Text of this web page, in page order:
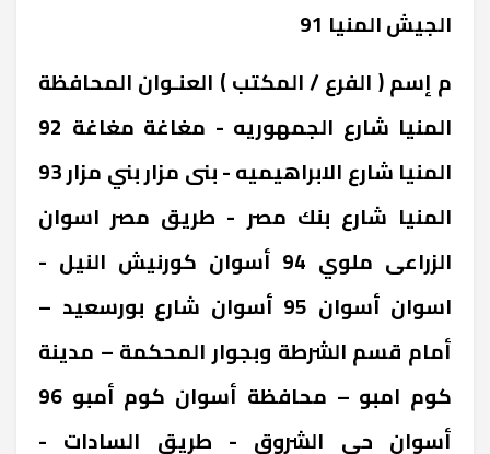
الجيش ‎المنيا 91
‎م إسم ( الفرع / المكتب ) العنـوان المحافظة
‎المنيا ‎شارع الجمهوريه - مغاغة ‎مغاغة 92
‎المنيا ‎شارع الابراهيميه - بنى مزار ‎بني مزار 93
‎المنيا ‎شارع بنك مصر - طريق مصر اسوان
الزراعى ‎ملوي 94 ‎أسوان ‎كورنيش النيل -
اسوان ‎أسوان 95 ‎أسوان ‎شارع بورسعيد –
أمام قسم الشرطة وبجوار المحكمة – مدينة
كوم امبو – محافظة أسوان ‎كوم أمبو 96
‎أسوان ‎حي الشروق - طريق السادات -